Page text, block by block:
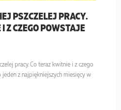
PSZCZELEJ PRACY.
Z CZEGO POWSTAJE
pracy. Co teraz kwitnie i z czego
jeden z najpiękniejszych miesięcy w